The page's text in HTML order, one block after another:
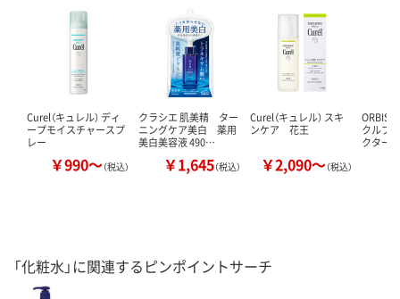
Curel（キュレル） ディ
ープモイスチャースプ
レー
￥990～（税込）
クラシエ 肌美精 ター
ニングケア美白 薬用
美白美容液 490…
￥1,645（税込）
Curel（キュレル） スキ
ンケア 花王
￥2,090～（税込）
ORBIS（
クルブ
クター
「化粧水」に関連するピンポイントサーチ